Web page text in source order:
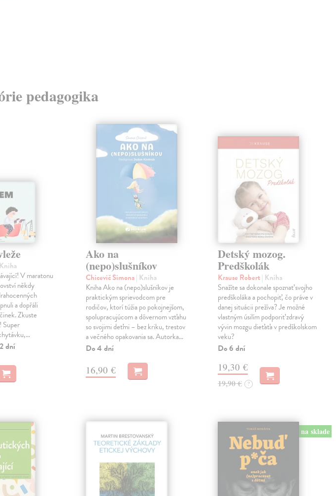
pedagogika
V maratonu
někdy
a dopřáli
Zkuste
Super
dní
Ako na
(nepo)slušníkov
Chicevič Simona| Kniha
Kniha Ako na (nepo)slušníkov je
praktickým sprievodcom pre
rodičov, ktorí túžia po pokojnejšom,
spolupracujúcom a dôvernom vzťahu
so svojimi deťmi – bez kriku, trestov
a večného opakovania sa. Autorka…
Do 4 dní
16,90 €
Detský mozog.
Predškolák
Krause Robert| Kniha
Snažíte sa dokonale spoznať svojho
predškoláka a pochopiť, čo práve v
danej situácii prežíva? Je možné
vlastným úsilím podporiť zdravý
vývin mozgu dieťaťa v predškolskom
veku?
Do 6 dní
19,30 €
19,90 € ?
na sklade